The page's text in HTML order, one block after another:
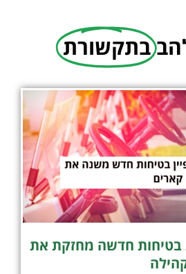
בתקשורת
בטיחות חדשה מחזקת את